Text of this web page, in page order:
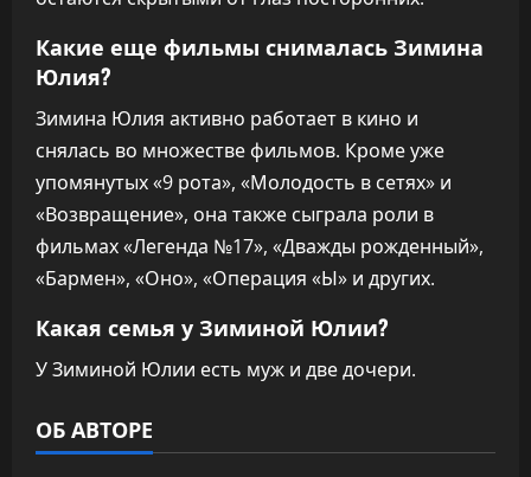
Какие еще фильмы снималась Зимина
Юлия?
Зимина Юлия активно работает в кино и
снялась во множестве фильмов. Кроме уже
упомянутых «9 рота», «Молодость в сетях» и
«Возвращение», она также сыграла роли в
фильмах «Легенда №17», «Дважды рожденный»,
«Бармен», «Оно», «Операция «Ы» и других.
Какая семья у Зиминой Юлии?
У Зиминой Юлии есть муж и две дочери.
ОБ АВТОРЕ